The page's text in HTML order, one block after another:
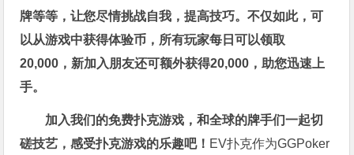
牌等等，让您尽情挑战自我，提高技巧。不仅如此，可
以从游戏中获得体验币，所有玩家每日可以领取
20,000，新加入朋友还可额外获得20,000，助您迅速上
手。
加入我们的免费扑克游戏，和全球的牌手们一起切
磋技艺，感受扑克游戏的乐趣吧！ EV扑克作为GGPoker